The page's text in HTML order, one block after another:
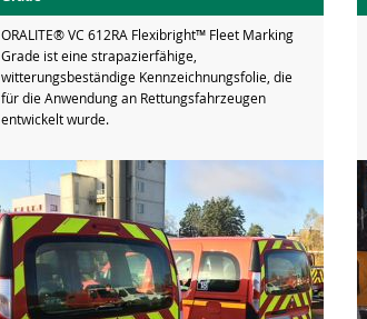
ORALITE® VC 612RA Flexibright™ Fleet Marking
Grade ist eine strapazierfähige,
witterungsbeständige Kennzeichnungsfolie, die
für die Anwendung an Rettungsfahrzeugen
entwickelt wurde.